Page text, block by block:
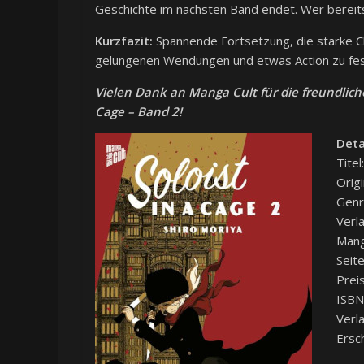
Geschichte im nächsten Band endet. Wer
Kurzfazit: Spannende Fortsetzung, die starke
gelungenen Wendungen und etwas Action zu
Vielen Dank an Manga Cultfür die
Cage – Band 2!